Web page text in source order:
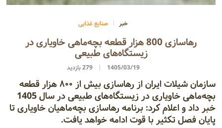
خبر صنایع غذایی
رهاسازی 800 هزار قطعه بچه‌ماهی خاویاری در
زیستگاه‌های طبیعی
1405/03/19 279 بازدید
سازمان شیلات ایران از رهاسازی بیش از ۸۰۰ هزار قطعه
بچه‌ماهی خاویاری در زیستگاه‌های طبیعی در سال 1405
خبر داد و اعلام کرد: برنامه رهاسازی بچه‌ماهیان خاویاری تا
پایان فصل تکثیر با قوت ادامه خواهد یافت.